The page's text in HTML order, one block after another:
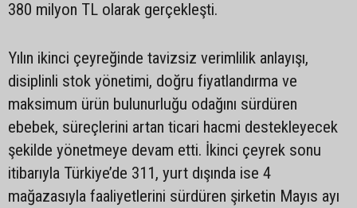
380 milyon TL olarak gerçekleşti.
Yılın ikinci çeyreğinde tavizsiz verimlilik anlayışı,
disiplinli stok yönetimi, doğru fiyatlandırma ve
maksimum ürün bulunurluğu odağını sürdüren
ebebek, süreçlerini artan ticari hacmi destekleyecek
şekilde yönetmeye devam etti. İkinci çeyrek sonu
itibarıyla Türkiye’de 311, yurt dışında ise 4
mağazasıyla faaliyetlerini sürdüren şirketin Mayıs ayı